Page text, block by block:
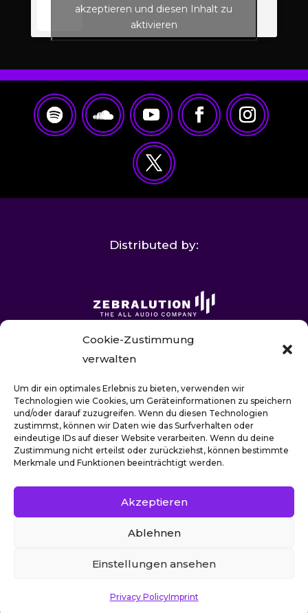
Cookie-Zustimmung
verwalten
Um dir ein optimales Erlebnis zu bieten, verwenden wir
Technologien wie Cookies, um Geräteinformationen zu speichern
und/oder darauf zuzugreifen. Wenn du diesen Technologien
zustimmst, können wir Daten wie das Surfverhalten oder
eindeutige IDs auf dieser Website verarbeiten. Wenn du deine
Zustimmung nicht erteilst oder zurückziehst, können bestimmte
Merkmale und Funktionen beeinträchtigt werden.
Akzeptieren
Ablehnen
Einstellungen ansehen
Privacy PolicyImprint
akzeptieren und diesen Inhalt zu
aktivieren
Distributed by:
To join our DJ Pool subscribe
subscribe
Privacy Policy